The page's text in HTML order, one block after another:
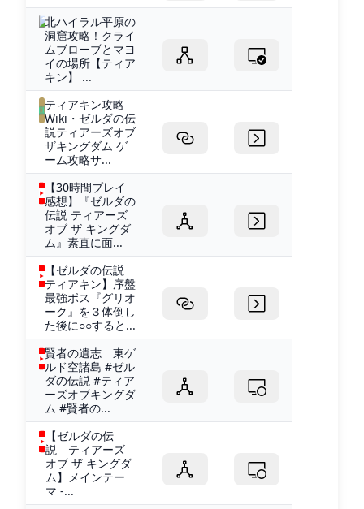
北ハイラル平原の
洞窟攻略！クライ
ムブローブとマヨ
イの場所【ティア
キン】 ...
ティアキン攻略
Wiki・ゼルダの伝
説ティアーズオブ
ザキングダム ゲ
ーム攻略サ...
【30時間プレイ
感想】『ゼルダの
伝説 ティアーズ
オブ ザ キングダ
ム』素直に面...
【ゼルダの伝説
ティアキン】序盤
最強ボス『グリオ
ーク』を３体倒し
た後に○○すると...
賢者の遺志 東ゲ
ルド空諸島 #ゼル
ダの伝説 #ティア
ーズオブキングダ
ム #賢者の...
【ゼルダの伝
説 ティアーズ
オブ ザ キングダ
ム】メインテー
マ -...